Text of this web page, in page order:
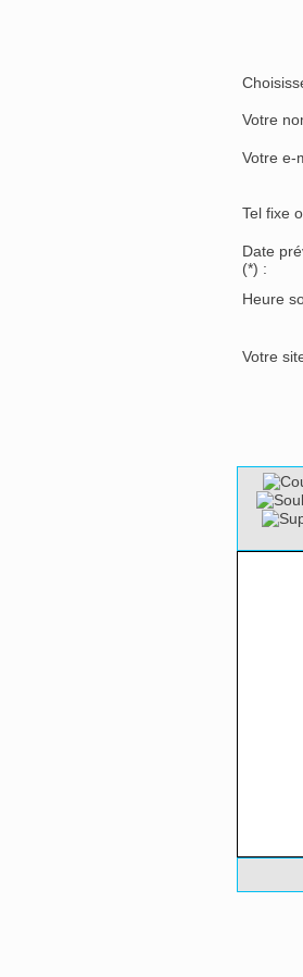
Votre
Votre e-
Tel fixe
Date
(*) :
Heure
Votre